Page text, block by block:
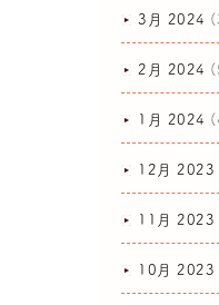
3月 2024
2月 2024
1月 2024
12月 2023
11月 2023
10月 2023